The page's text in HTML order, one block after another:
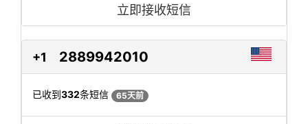
立即接收短信
+1 2889942010
已收到332条短信 65天前